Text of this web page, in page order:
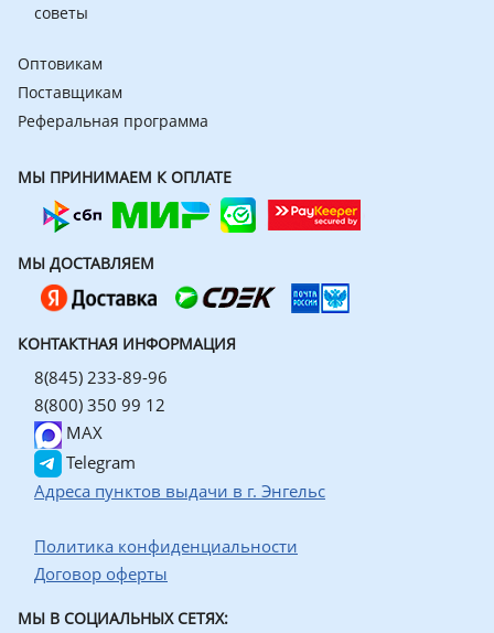
советы
Оптовикам
Поставщикам
Реферальная программа
МЫ ПРИНИМАЕМ К ОПЛАТЕ
МЫ ДОСТАВЛЯЕМ
КОНТАКТНАЯ ИНФОРМАЦИЯ
8(845) 233-89-96
8(800) 350 99 12
MAX
Telegram
Адреса пунктов выдачи в г. Энгельс
Политика конфиденциальности
Договор оферты
МЫ В СОЦИАЛЬНЫХ СЕТЯХ: